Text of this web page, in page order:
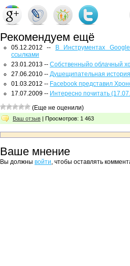
Рекомендуем ещё
05.12.2012 --
В Инструментах
ссылками
23.01.2013 -- Собственныйо облачный
27.06.2010 -- Душещипательная
01.03.2012 -- Facebook представил
17.07.2009 -- Интересно почитать
(Еще не оценили)
Ваш отзыв | Просмотров: 1 463
Ваше мнение
Вы должны войти, чтобы оставлять